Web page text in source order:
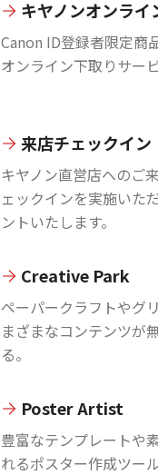
キヤノンオンライ
Canon ID登録者限定商
オンライン下取りサー
来店チェックイン
キヤノン直営店へのご
ェックインを実施いた
ントいたします。
Creative Park
ペーパークラフトやグ
まざまなコンテンツが
る。
Poster Artist
豊富なテンプレートや
れるポスター作成ツール